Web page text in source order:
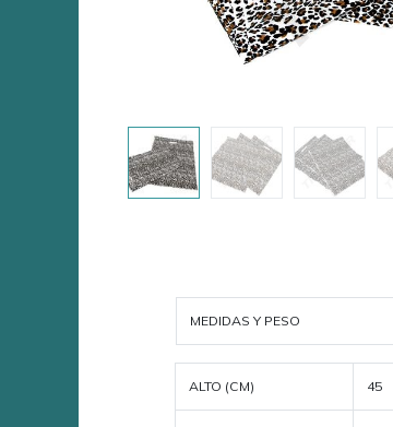
MEDIDAS Y PESO
ALTO (CM) 45